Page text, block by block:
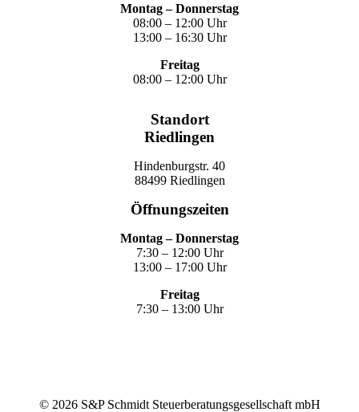
Montag – Donnerstag
08:00 – 12:00 Uhr
13:00 – 16:30 Uhr
Freitag
08:00 – 12:00 Uhr
Standort
Riedlingen
Hindenburgstr. 40
88499 Riedlingen
Öffnungszeiten
Montag – Donnerstag
7:30 – 12:00 Uhr
13:00 – 17:00 Uhr
Freitag
7:30 – 13:00 Uhr
© 2026S&P Schmidt Steuerberatungsgesellschaft mbH